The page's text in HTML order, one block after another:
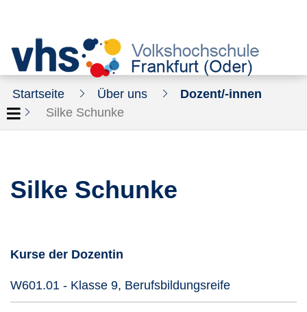
Startseite Über uns
Dozent/-innen
Silke Schunke
Silke Schunke
Kurse der Dozentin
W601.01 - Klasse 9, BerufsbildungsreifeKursdetails